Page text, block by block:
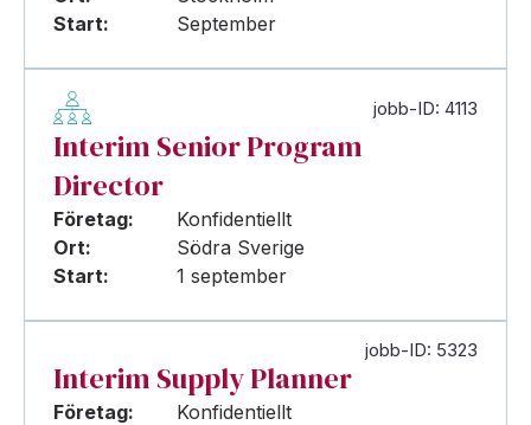
Start:
September
jobb-ID: 4113
Interim Senior Program
Director
Företag:
Konfidentiellt
Ort:
Södra Sverige
Start:
1 september
jobb-ID: 5323
Interim Supply Planner
Företag:
Konfidentiellt